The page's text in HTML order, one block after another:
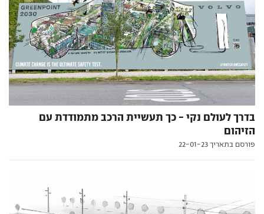
בדרך לעולם נקי - כך תעשיית הרכב מתמודדת עם
הזיהום
פורסם בתאריך 22-01-23